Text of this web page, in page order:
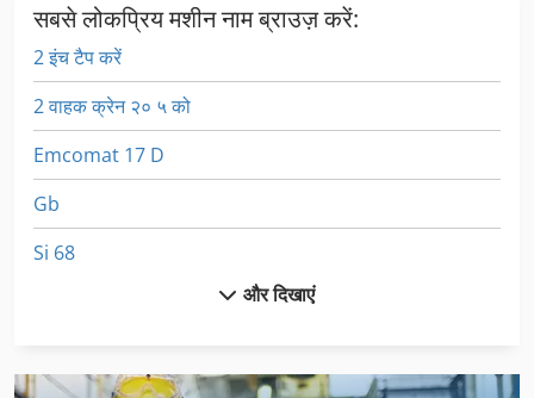
सबसे लोकप्रिय मशीन नाम ब्राउज़ करें:
2 इंच टैप करें
2 वाहक क्रेन २० ५ को
Emcomat 17 D
Gb
Si 68
और दिखाएं